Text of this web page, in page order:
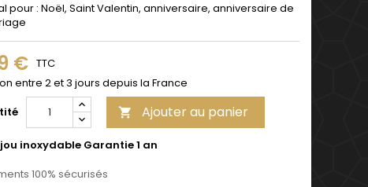
pour : Noël, Saint Valentin, anniversaire, anniversaire de
€ TTC
entre 2 et 3 jours depuis la France
 Ajouter au panier
inoxydable Garantie 1 an
100% sécurisés